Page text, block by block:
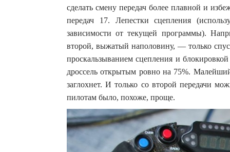
сделать смену передач более плавной и
передач 17. Лепестки сцепления
зависимости от текущей программы).
второй, выжатый наполовину, — только
проскальзыванием сцепления и
дроссель открытым ровно на 75%.
заглохнет. И только со второй передачи
пилотам было, похоже, проще.